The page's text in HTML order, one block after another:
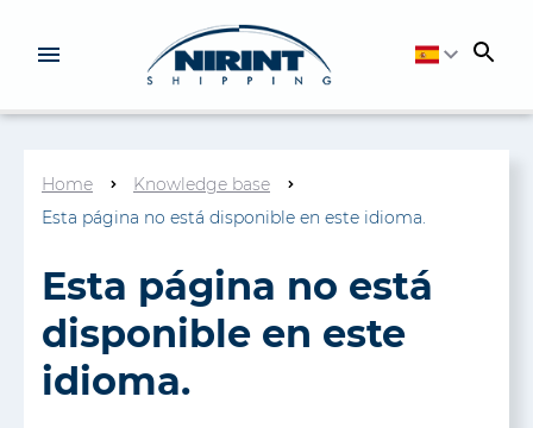
Home
Knowledge base
Esta página no está disponible en este idioma.
Esta página no está
disponible en este
idioma.